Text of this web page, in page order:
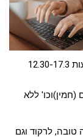
ללא
טובה, לרקוד וגם